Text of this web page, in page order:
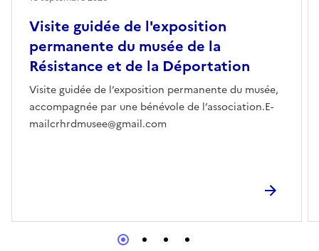
Visite guidée de l'exposition
permanente du musée de la
Résistance et de la Déportation
Visite guidée de l’exposition permanente du musée,
accompagnée par une bénévole de l’association.E-
mailcrhrdmusee@gmail.com